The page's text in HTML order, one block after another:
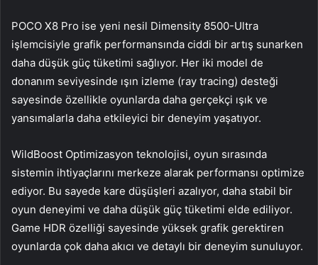
POCO X8 Pro ise yeni nesil Dimensity 8500-Ultra
işlemcisiyle grafik performansında ciddi bir artış sunarken
daha düşük güç tüketimi sağlıyor. Her iki model de
donanım seviyesinde ışın izleme (ray tracing) desteği
sayesinde özellikle oyunlarda daha gerçekçi ışık ve
yansımalarla daha etkileyici bir deneyim yaşatıyor.
WildBoost Optimizasyon teknolojisi, oyun sırasında
sistemin ihtiyaçlarını merkeze alarak performansı optimize
ediyor. Bu sayede kare düşüşleri azalıyor, daha stabil bir
oyun deneyimi ve daha düşük güç tüketimi elde ediliyor.
Game HDR özelliği sayesinde yüksek grafik gerektiren
oyunlarda çok daha akıcı ve detaylı bir deneyim sunuluyor.